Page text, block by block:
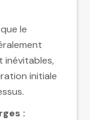
le
inévitables,
initiale
: